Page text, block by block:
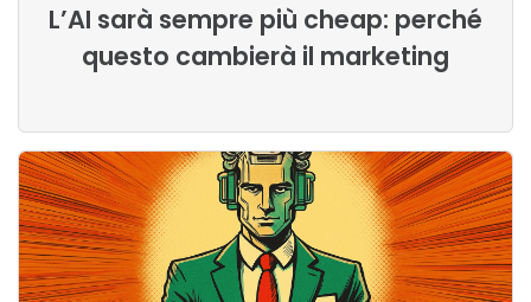
L’AI sarà sempre più cheap: perché
questo cambierà il marketing